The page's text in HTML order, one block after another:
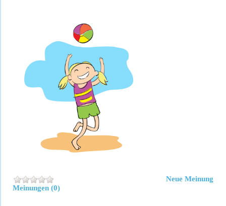
Meinungen (0)
Neue Meinung